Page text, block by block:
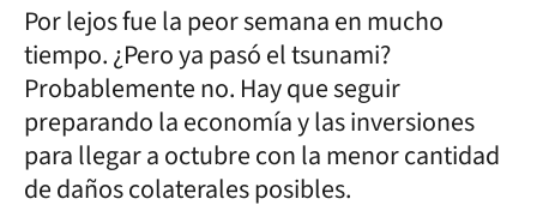
Por lejos fue la peor semana en mucho
tiempo. ¿Pero ya pasó el tsunami?
Probablemente no. Hay que seguir
preparando la economía y las inversiones
para llegar a octubre con la menor cantidad
de daños colaterales posibles.